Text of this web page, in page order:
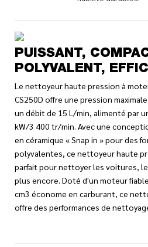
PUISSANT,
POLYVALENT,
Le nettoyeur haute pression à
CS250D offre une pression
un débit de 15 L/min, alimenté par
kW/3 400 tr/min. Avec une
en céramique « Snap in » pour des
polyvalentes, ce nettoyeur haute
parfait pour nettoyer les voitures,
plus encore. Doté d'un moteur
cm3 économe en carburant, ce
offre des performances de